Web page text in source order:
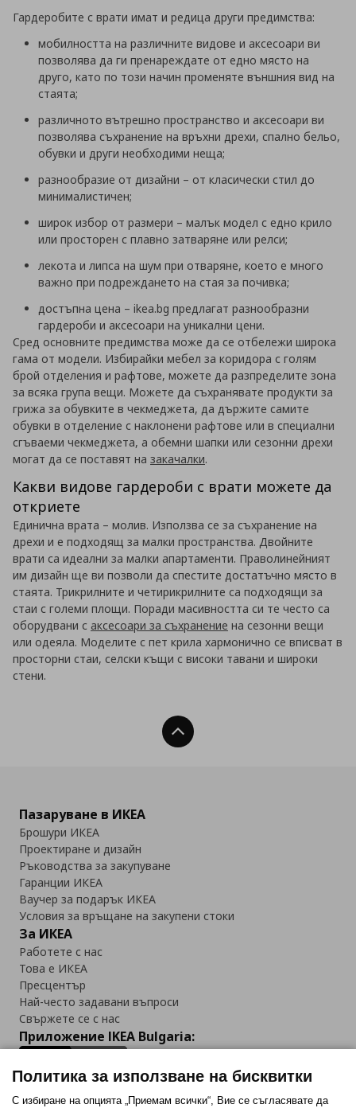
Гардеробите с врати имат и редица други предимства:
мобилността на различните видове и аксесоари ви
позволява да ги пренареждате от едно място на
друго, като по този начин променяте външния вид на
стаята;
различното вътрешно пространство и аксесоари ви
позволява съхранение на връхни дрехи, спално бельо,
обувки и други необходими неща;
разнообразие от дизайни – от класически стил до
минималистичен;
широк избор от размери – малък модел с едно крило
или просторен с плавно затваряне или релси;
лекота и липса на шум при отваряне, което е много
важно при подреждането на стая за почивка;
достъпна цена – ikea.bg предлагат разнообразни
гардероби и аксесоари на уникални цени.
Сред основните предимства може да се отбележи широка
гама от модели. Избирайки мебел за коридора с голям
брой отделения и рафтове, можете да разпределите зона
за всяка група вещи. Можете да съхранявате продукти за
грижа за обувките в чекмеджета, да държите самите
обувки в отделение с наклонени рафтове или в специални
сгъваеми чекмеджета, а обемни шапки или сезонни дрехи
могат да се поставят на закачалки.
Какви видове гардероби с врати можете да
откриете
Единична врата – молив. Използва се за съхранение на
дрехи и е подходящ за малки пространства. Двойните
врати са идеални за малки апартаменти. Праволинейният
им дизайн ще ви позволи да спестите достатъчно място в
стаята. Трикрилните и четирикрилните са подходящи за
стаи с големи площи. Поради масивността си те често са
оборудвани с аксесоари за съхранение на сезонни вещи
или одеяла. Моделите с пет крила хармонично се вписват в
просторни стаи, селски къщи с високи тавани и широки
стени.
Нагоре
Пазаруване в ИКЕА
Брошури ИКЕА
Проектиране и дизайн
Ръководства за закупуване
Гаранции ИКЕА
Ваучер за подарък ИКЕА
Условия за връщане на закупени стоки
За ИКЕА
Работете с нас
Това е ИКЕА
Пресцентър
Най-често задавани въпроси
Свържете се с нас
Приложение IKEA Bulgaria:
Политика за използване на бисквитки
С избиране на опцията „Приемам всички“, Вие се съгласявате да